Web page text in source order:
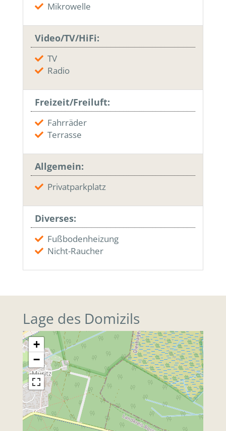
Mikrowelle
Video/TV/HiFi:
TV
Radio
Freizeit/Freiluft:
Fahrräder
Terrasse
Allgemein:
Privatparkplatz
Diverses:
Fußbodenheizung
Nicht-Raucher
Lage des Domizils
+
−